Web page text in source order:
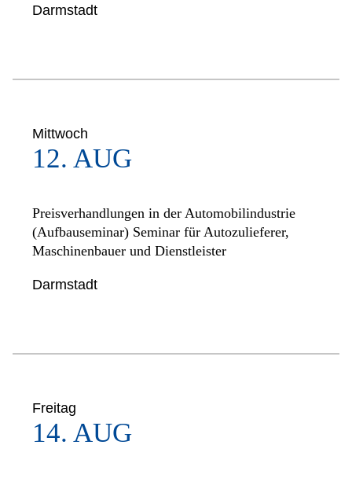
Darmstadt
Mittwoch
12. AUG
Preisverhandlungen in der Automobilindustrie
(Aufbauseminar) Seminar für Autozulieferer,
Maschinenbauer und Dienstleister
Darmstadt
Freitag
14. AUG